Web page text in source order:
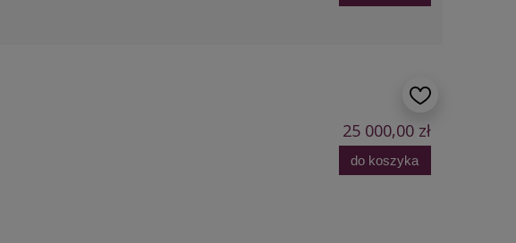
25 000,00 zł
do koszyka